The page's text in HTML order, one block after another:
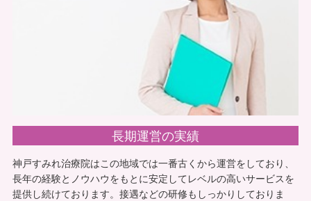
長期運営の実績
神戸すみれ治療院はこの地域では一番古くから運営をしており、
長年の経験とノウハウをもとに安定してレベルの高いサービスを
提供し続けております。接遇などの研修もしっかりしておりま